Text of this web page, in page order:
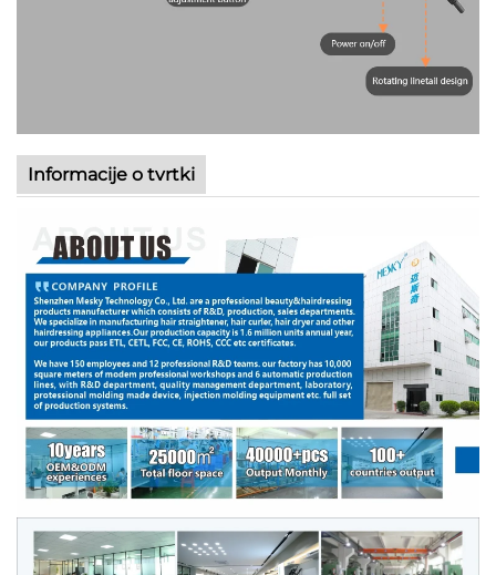
Informacije o tvrtki